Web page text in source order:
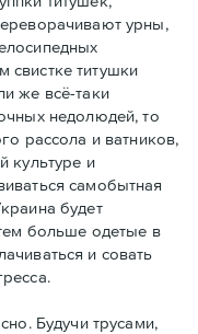
урны,
титушки
же всё-таки
недолюдей, то
рассола и ватников,
культуре и
самобытная
будет
больше одетые в
и совать
Будучи трусами,